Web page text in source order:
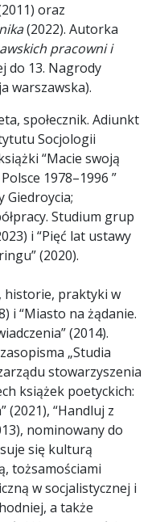
oraz
(2022). Autorka
pracowni i
do 13. Nagrody
warszawska).
społecznik. Adiunkt
Socjologii
“Macie swoją
1978–1996 ”
Giedroycia;
Studium grup
i “Pięć lat ustawy
(2020).
historie, praktyki w
i “Miasto na żądanie.
(2014).
„Studia
stowarzyszenia
książek poetyckich:
(2021), “Handluj z
nominowany do
się kulturą
tożsamościami
w socjalistycznej i
a także